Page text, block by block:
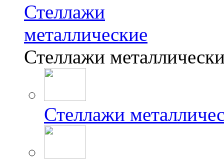
Стеллажи
металлические
Стеллажи
Стеллажи